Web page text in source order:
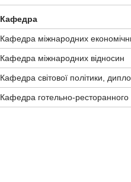
Кафедра
Кафедра міжнародних
Кафедра міжнародних відносин
Кафедра світової політики,
Кафедра готельно-ресторанного